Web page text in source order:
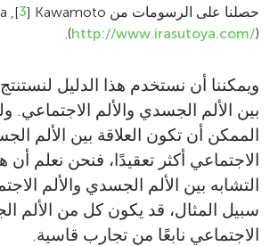
حصلنا على الرسومات من Kawamoto
[
3
], irasutoya
(http://www.irasutoya.com/)
.
ويمكننا أن نستخدم هذا الدليل
بين الألم الجسدي والألم الاجتماعي.
الممكن أن تكون العلاقة بين الألم
الاجتماعي أكثر تعقيدًا، فنحن نعلم
التشابه بين الألم الجسدي والألم
سبيل المثال، قد يكون كل من الألم
الاجتماعي نابعًا من تجارب قاسية.